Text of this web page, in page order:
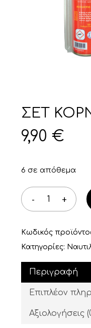
ΣΕΤ
9,90 €
6 σε απόθεμα
Κωδικός
Κατηγορίες:
Περιγραφή
Επιπλέον
Αξιολογήσεις